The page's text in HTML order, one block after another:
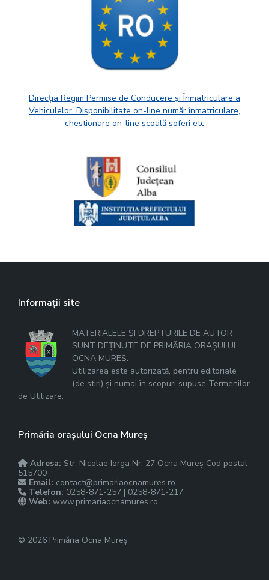
Direcția Regim Permise de Conducere și Înmatriculare a
Vehiculelor. Disponibilitate on-line număr înmatriculare,
chestionare on-line școală șoferi etc
Informații site
MATERIALELE ȘI DREPTURILE DE AUTOR
SUNT DEȚINUTE DE PRIMĂRIA ORAȘULUI
OCNA MUREȘ.
Utilizarea este autorizată, pentru editoriale
(de știri) și numai în scopuri supuse Termenilor
de Utilizare.
Primăria orașului Ocna Mureș
Adresa: Str. Nicolae Iorga Nr. 27 Ocna Mureș Cod poștal
515700
Email: contact@primariaocnamures.ro
Telefon: 0258-871-257 | 0258-871-217
Web: www.primariaocnamures.ro
© 2026 Primăria Ocna Mureș